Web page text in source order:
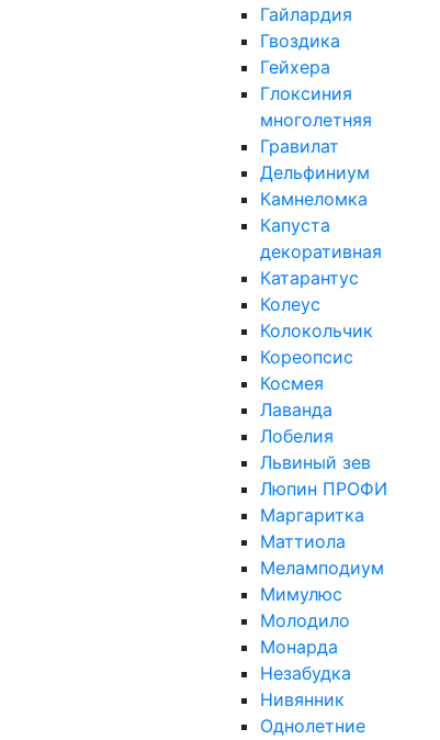
Гайлардия
Гвоздика
Гейхера
Глоксиния
многолетняя
Гравилат
Дельфиниум
Камнеломка
Капуста
декоративная
Катарантус
Колеус
Колокольчик
Кореопсис
Космея
Лаванда
Лобелия
Львиный зев
Люпин ПРОФИ
Маргаритка
Маттиола
Меламподиум
Мимулюс
Молодило
Монарда
Незабудка
Нивянник
Однолетние